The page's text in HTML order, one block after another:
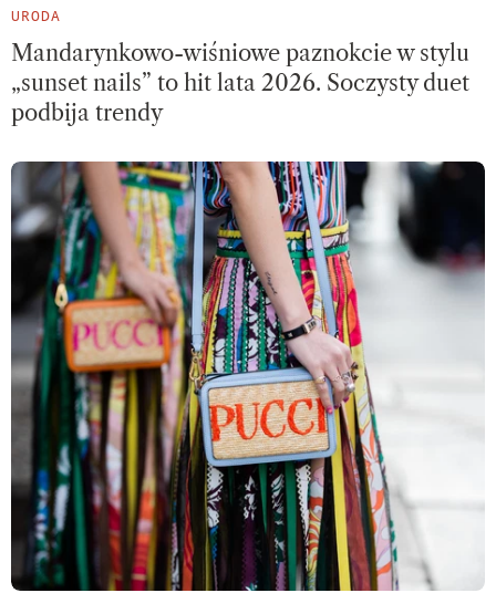
URODA
Mandarynkowo-wiśniowe paznokcie w stylu
„sunset nails” to hit lata 2026. Soczysty duet
podbija trendy